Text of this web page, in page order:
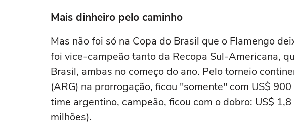
Mais dinheiro pelo caminho
Mas não foi só na Copa do Brasil que o Flamengo
foi vice-campeão tanto da Recopa Sul-Americana,
Brasil, ambas no começo do ano. Pelo torneio
(ARG) na prorrogação, ficou "somente" com US$
time argentino, campeão, ficou com o dobro: US$
milhões).